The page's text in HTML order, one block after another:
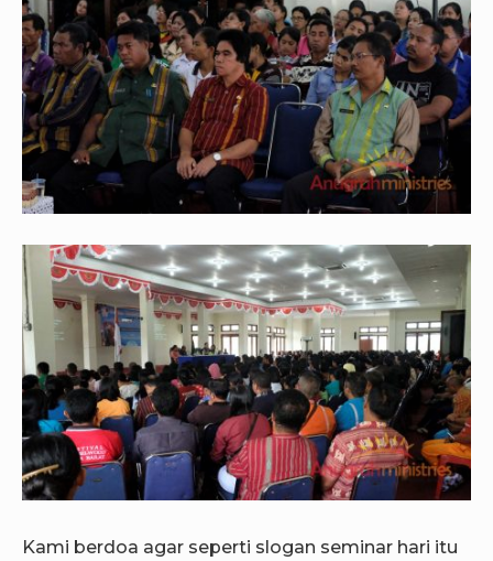
Kami berdoa agar seperti slogan seminar hari itu